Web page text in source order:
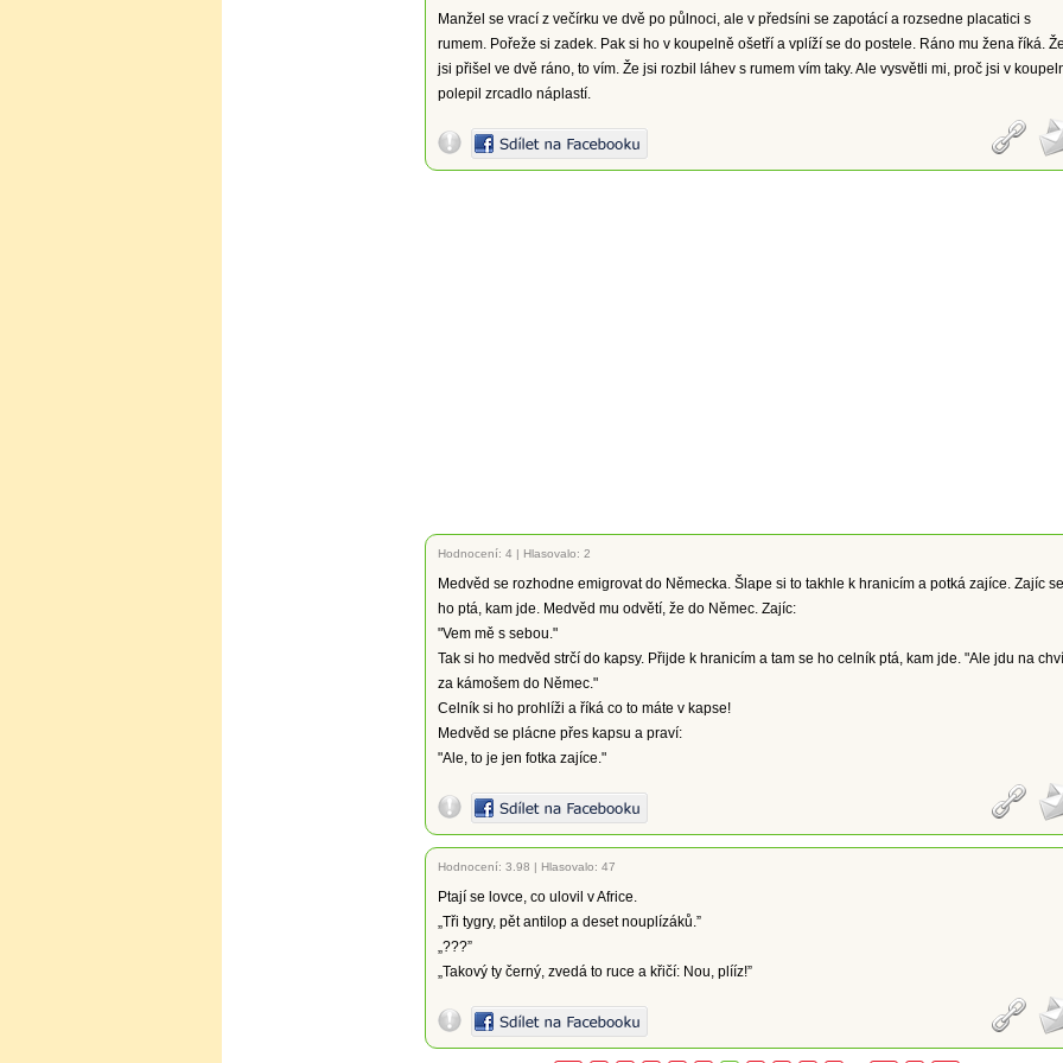
Manžel se vrací z večírku ve dvě po půlnoci, ale v předsíni se zapotácí a rozsedne placatici s
rumem. Pořeže si zadek. Pak si ho v koupelně ošetří a vplíží se do postele. Ráno mu žena říká.
jsi přišel ve dvě ráno, to vím. Že jsi rozbil láhev s rumem vím taky. Ale vysvětli mi, proč jsi v
polepil zrcadlo náplastí.
Hodnocení: 4 | Hlasovalo: 2
Medvěd se rozhodne emigrovat do Německa. Šlape si to takhle k hranicím a potká zajíce. Zajíc se
ho ptá, kam jde. Medvěd mu odvětí, že do Němec. Zajíc:
"Vem mě s sebou."
Tak si ho medvěd strčí do kapsy. Přijde k hranicím a tam se ho celník ptá, kam jde. "Ale jdu na
za kámošem do Němec."
Celník si ho prohlíži a říká co to máte v kapse!
Medvěd se plácne přes kapsu a praví:
"Ale, to je jen fotka zajíce."
Hodnocení: 3.98 | Hlasovalo: 47
Ptají se lovce, co ulovil v Africe.
„Tři tygry, pět antilop a deset nouplízáků.”
„???”
„Takový ty černý, zvedá to ruce a křičí: Nou, plííz!”